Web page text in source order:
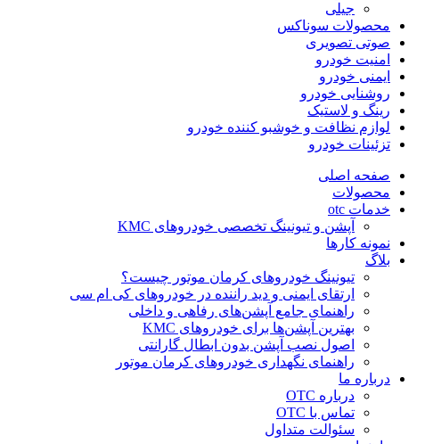
جیلی
محصولات سوناکس
صوتی تصویری
امنیت خودرو
ایمنی خودرو
روشنایی خودرو
رینگ و لاستیک
لوازم نظافت و خوشبو کننده خودرو
تزئینات خودرو
صفحه اصلی
محصولات
خدمات otc
آپشن و تیونینگ تخصصی خودروهای KMC
نمونه کارها
بلاگ
تیونینگ خودروهای کرمان موتور چیست؟
ارتقای ایمنی و دید راننده در خودروهای کی ام سی
راهنمای جامع آپشن‌های رفاهی و داخلی
بهترین آپشن‌ها برای خودروهای KMC
اصول نصب آپشن بدون ابطال گارانتی
راهنمای نگهداری خودروهای کرمان موتور
درباره ما
درباره OTC
تماس با OTC
سئوالت متداول